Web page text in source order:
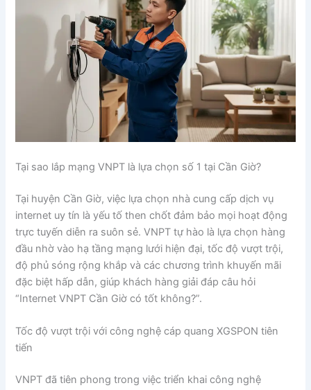
Tại sao lắp mạng VNPT là lựa chọn số 1 tại Cần Giờ?
Tại huyện Cần Giờ, việc lựa chọn nhà cung cấp dịch vụ
internet uy tín là yếu tố then chốt đảm bảo mọi hoạt động
trực tuyến diễn ra suôn sẻ. VNPT tự hào là lựa chọn hàng
đầu nhờ vào hạ tầng mạng lưới hiện đại, tốc độ vượt trội,
độ phủ sóng rộng khắp và các chương trình khuyến mãi
đặc biệt hấp dẫn, giúp khách hàng giải đáp câu hỏi
“Internet VNPT Cần Giờ có tốt không?”.
Tốc độ vượt trội với công nghệ cáp quang XGSPON tiên
tiến
VNPT đã tiên phong trong việc triển khai công nghệ